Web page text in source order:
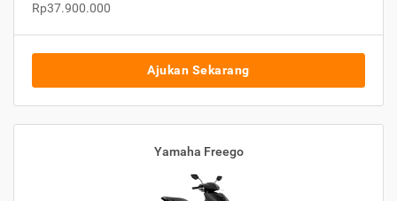
Rp37.900.000
Ajukan Sekarang
Yamaha Freego